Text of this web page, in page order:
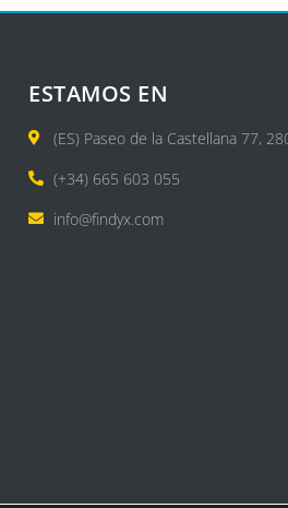
ESTAMOS EN
(ES) Paseo de la Castellana 77,
(+34) 665 603 055
info@findyx.com